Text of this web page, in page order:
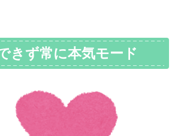
きず常に本気モード